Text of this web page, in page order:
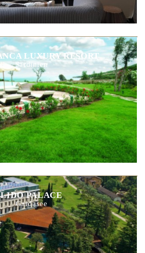
LUXURY RESORT
Sardinien
LIDO PALACE
Gardasee